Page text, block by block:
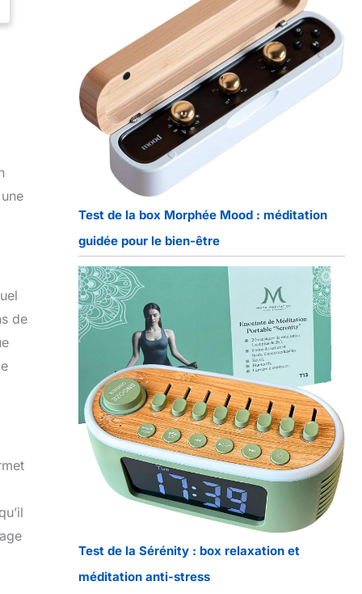
de
Test de la box Morphée Mood : méditation
guidée pour le bien-être
Test de la Sérénity : box relaxation et
méditation anti-stress